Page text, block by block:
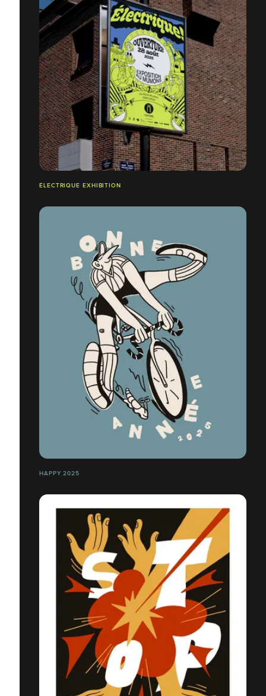
ÉLECTRIQUE EXHIBITION
HAPPY 2025